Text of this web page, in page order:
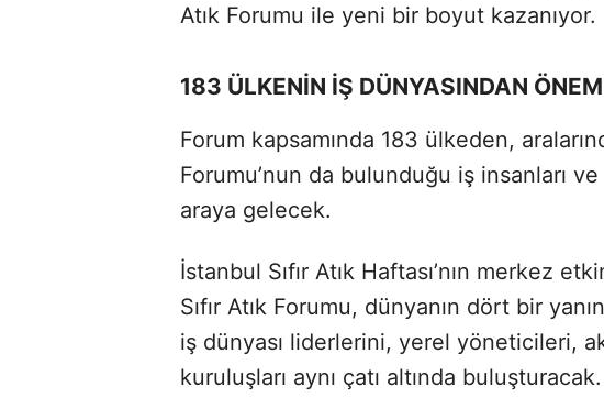
Atık Forumu ile yeni bir boyut kazanıyor.
183 ÜLKENİN İŞ DÜNYASINDAN
Forum kapsamında 183 ülkeden,
Forumu’nun da bulunduğu iş insanları
araya gelecek.
İstanbul Sıfır Atık Haftası’nın merkez
Sıfır Atık Forumu, dünyanın dört bir
iş dünyası liderlerini, yerel yöneticileri,
kuruluşları aynı çatı altında buluşturacak.